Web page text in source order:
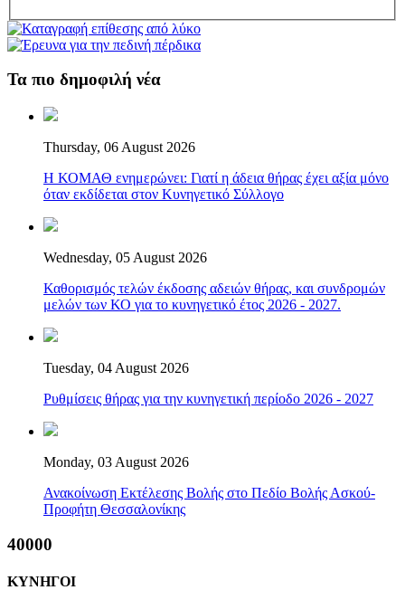
Τα πιο δημοφιλή νέα
Thursday, 06 August 2026
Η ΚΟΜΑΘ ενημερώνει: Γιατί η άδεια θήρας έχει αξία μόνο
όταν εκδίδεται στον Κυνηγετικό Σύλλογο
Wednesday, 05 August 2026
Καθορισμός τελών έκδοσης αδειών θήρας, και συνδρομών
μελών των ΚΟ για το κυνηγετικό έτος 2026 - 2027.
Tuesday, 04 August 2026
Ρυθμίσεις θήρας για την κυνηγετική περίοδο 2026 - 2027
Monday, 03 August 2026
Ανακοίνωση Εκτέλεσης Βολής στο Πεδίο Βολής Ασκού-
Προφήτη Θεσσαλονίκης
40000
ΚΥΝΗΓΟΙ